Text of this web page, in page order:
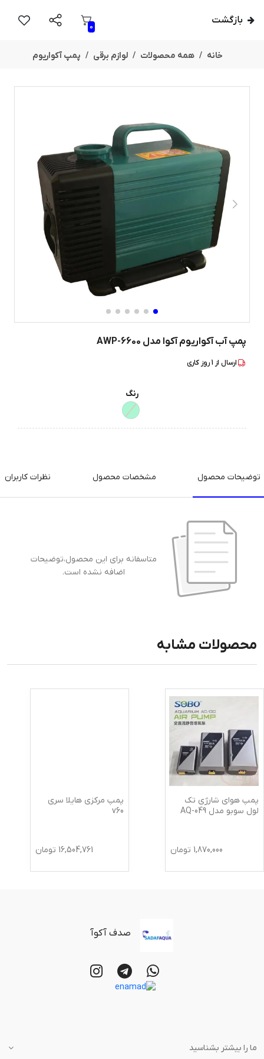
بازگشت
0
خانه همه محصولات لوازم برقی پمپ آکواریوم
پمپ آب آکواریوم آکوا مدل AWP-6600
ارسال از 1روز کاری
رنگ
توضیحات محصول مشخصات محصول نظرات کاربران
متاسفانه برای این محصول،توضیحات
اضافه نشده است.
محصولات مشابه
پمپ هوای شارژی تک
لول سوبو مدل AQ-049
1,870,000 تومان
پمپ مرکزی هایلا سری
v60
16,504,761 تومان
صدف آکوآ
ما را بیشتر بشناسید